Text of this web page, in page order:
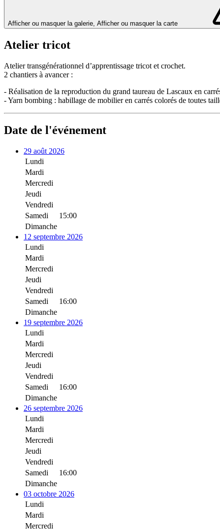
Afficher ou masquer la galerie, Afficher ou masquer la carte
Atelier tricot
Atelier transgénérationnel d’apprentissage tricot et crochet.
2 chantiers à avancer :
- Réalisation de la reproduction du grand taureau de Lascaux en
- Yarn bombing : habillage de mobilier en carrés colorés de toutes
Date de l'événement
29 août 2026
Lundi
Mardi
Mercredi
Jeudi
Vendredi
Samedi
15:00
Dimanche
12 septembre 2026
Lundi
Mardi
Mercredi
Jeudi
Vendredi
Samedi
16:00
Dimanche
19 septembre 2026
Lundi
Mardi
Mercredi
Jeudi
Vendredi
Samedi
16:00
Dimanche
26 septembre 2026
Lundi
Mardi
Mercredi
Jeudi
Vendredi
Samedi
16:00
Dimanche
03 octobre 2026
Lundi
Mardi
Mercredi